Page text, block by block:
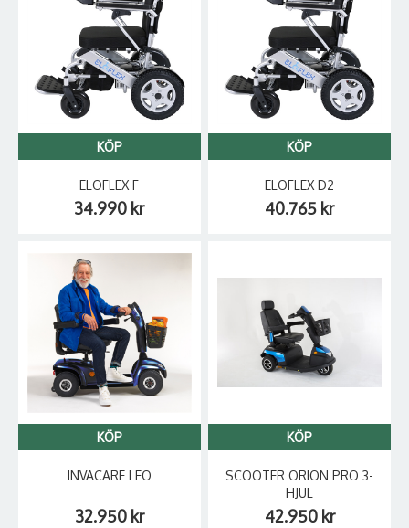
KÖP
ELOFLEX F
34.990 kr
KÖP
ELOFLEX D2
40.765 kr
KÖP
INVACARE LEO
32.950 kr
KÖP
SCOOTER ORION PRO 3-
HJUL
42.950 kr